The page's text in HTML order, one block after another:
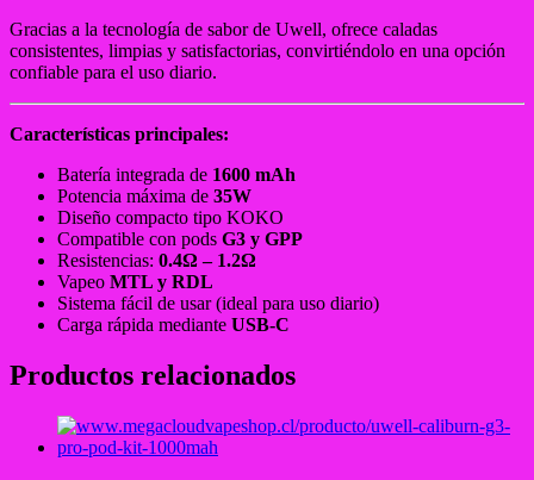
Gracias a la tecnología de sabor de Uwell, ofrece caladas
consistentes, limpias y satisfactorias, convirtiéndolo en una opción
confiable para el uso diario.
Características principales:
Batería integrada de 1600 mAh
Potencia máxima de 35W
Diseño compacto tipo KOKO
Compatible con pods G3 y GPP
Resistencias: 0.4Ω – 1.2Ω
Vapeo MTL y RDL
Sistema fácil de usar (ideal para uso diario)
Carga rápida mediante USB-C
Productos relacionados